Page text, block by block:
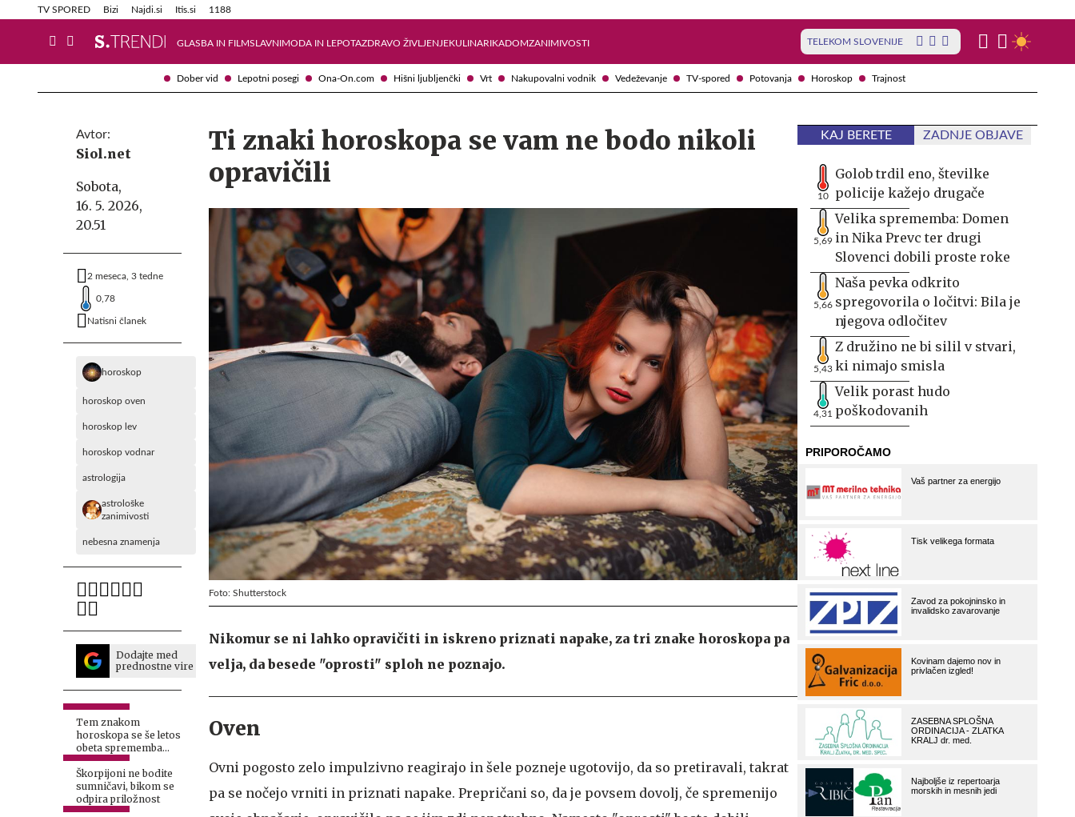
Dober vid Lepotni posegi Ona-On.com Hišni ljubljenčki Vrt Nakupovalni vodnik Vedeževanje TV-spored Potovanja Horoskop Trajnost
TV SPORED Bizi Najdi.si Itis.si 1188
GLASBA IN FILMSLAVNIMODA IN LEPOTAZDRAVO ŽIVLJENJEKULINARIKADOMZANIMIVOSTI TELEKOM SLOVENIJE
Info in obvestila Tehnik
Avtor:
Siol.net
Sobota,
16. 5. 2026,
20.51
2 meseca, 3 tedne
0,78
Natisni članek
horoskop
horoskop oven
horoskop lev
horoskop vodnar
astrologija
astrološke
zanimivosti
nebesna znamenja
Dodajte med
prednostne vire
Tem znakom
horoskopa se še letos
obeta sprememba
naslova
Škorpijoni ne bodite
sumničavi, bikom se
odpira priložnost
Ti znaki horoskopa se vam ne bodo nikoli
opravičili
Foto: Shutterstock
Nikomur se ni lahko opravičiti in iskreno priznati napake, za tri znake horoskopa pa
velja, da besede "oprosti" sploh ne poznajo.
Oven
Ovni pogosto zelo impulzivno reagirajo in šele pozneje ugotovijo, da so pretiravali, takrat
pa se nočejo vrniti in priznati napake. Prepričani so, da je povsem dovolj, če spremenijo
KAJ BERETE ZADNJE OBJAVE
10
Golob trdil eno, številke
policije kažejo drugače
5,69
Velika sprememba: Domen
in Nika Prevc ter drugi
Slovenci dobili proste roke
5,66
Naša pevka odkrito
spregovorila o ločitvi: Bila je
njegova odločitev
5,43
Z družino ne bi silil v stvari,
ki nimajo smisla
4,31
Velik porast hudo
poškodovanih